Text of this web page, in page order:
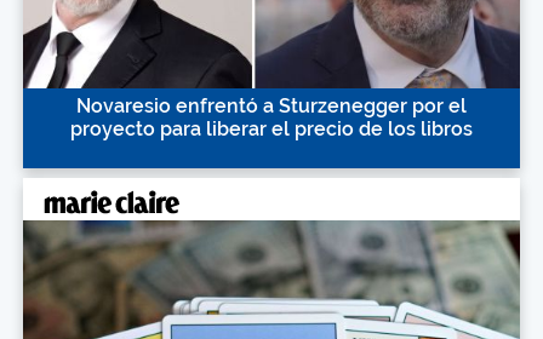
Novaresio enfrentó a Sturzenegger por el
proyecto para liberar el precio de los libros